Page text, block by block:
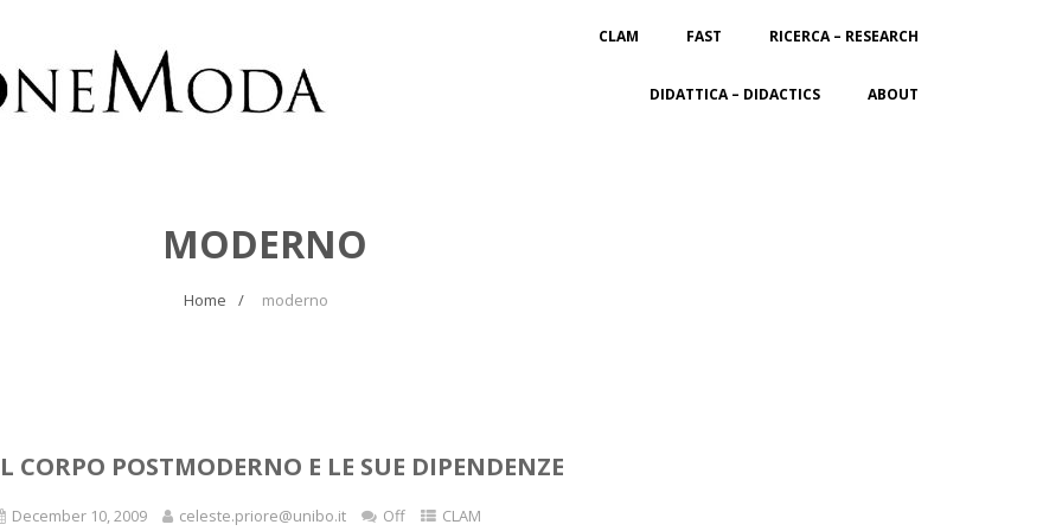
CLAM FAST RICERCA – RESEARCH
DIDATTICA – DIDACTICS ABOUT
MODERNO
Home moderno
CORPO POSTMODERNO E LE SUE DIPENDENZE
December 10, 2009 celeste.priore@unibo.it Off CLAM